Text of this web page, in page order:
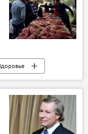
Доктор Курт Стрейф (Kurt Straif), глава программы Монограф